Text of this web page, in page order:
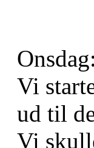
Onsdag:
Vi
ud til
Vi